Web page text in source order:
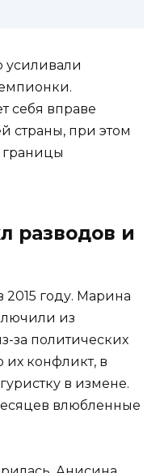
усиливали
себя вправе
страны, при этом
границы
разводов и
2015 году. Марина
из
за политических
их конфликт, в
в измене.
влюбленные